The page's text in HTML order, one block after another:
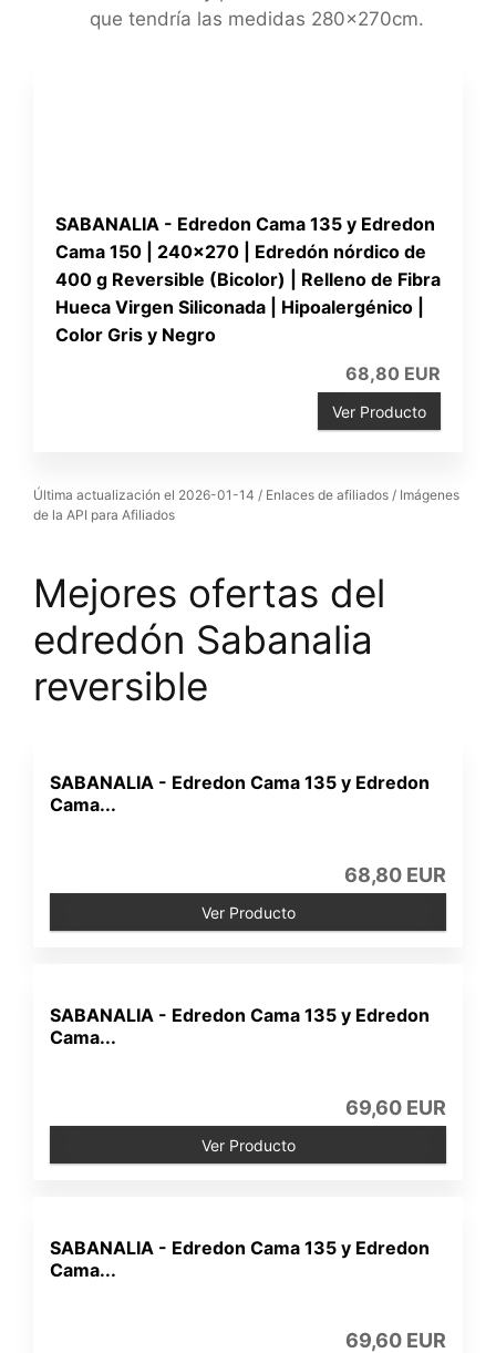
que tendría las medidas 280x270cm.
SABANALIA - Edredon Cama 135 y Edredon
Cama 150 | 240x270 | Edredón nórdico de
400 g Reversible (Bicolor) | Relleno de Fibra
Hueca Virgen Siliconada | Hipoalergénico |
Color Gris y Negro
68,80 EUR
Ver Producto
Última actualización el 2026-01-14 / Enlaces de afiliados / Imágenes
de la API para Afiliados
Mejores ofertas del
edredón Sabanalia
reversible
SABANALIA - Edredon Cama 135 y Edredon
Cama...
68,80 EUR
Ver Producto
SABANALIA - Edredon Cama 135 y Edredon
Cama...
69,60 EUR
Ver Producto
SABANALIA - Edredon Cama 135 y Edredon
Cama...
69,60 EUR